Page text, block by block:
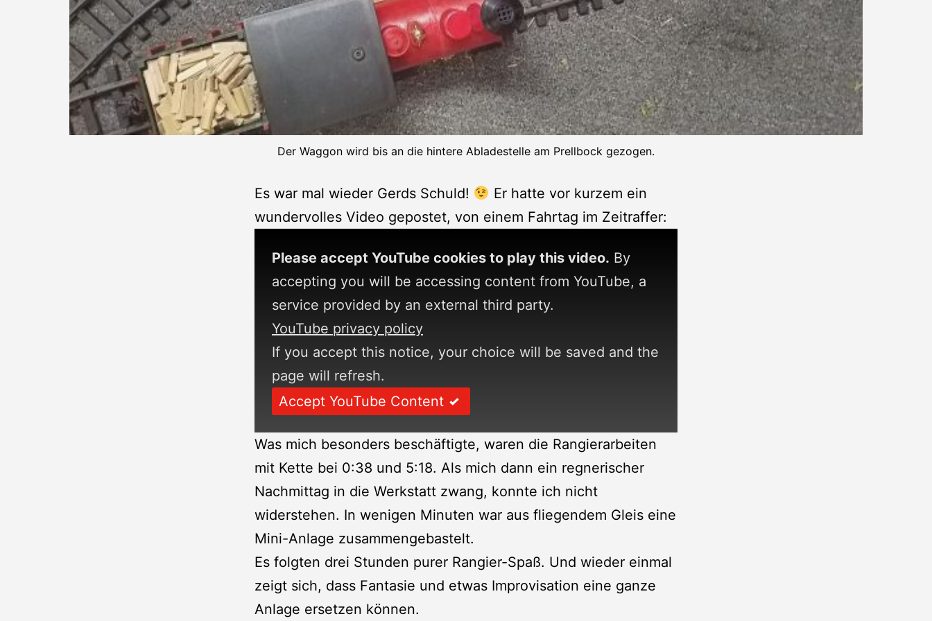
Der Waggon wird bis an die hintere Abladestelle am Prellbock gezogen.
Es war mal wieder Gerds Schuld!
Er hatte vor kurzem ein
wundervolles Video gepostet, von einem Fahrtag im Zeitraffer:
Please accept YouTube cookies to play this video. By
accepting you will be accessing content from YouTube, a
service provided by an external third party.
YouTube privacy policy
If you accept this notice, your choice will be saved and the
page will refresh.
Accept YouTube Content
Was mich besonders beschäftigte, waren die Rangierarbeiten
mit Kette bei 0:38 und 5:18. Als mich dann ein regnerischer
Nachmittag in die Werkstatt zwang, konnte ich nicht
widerstehen. In wenigen Minuten war aus fliegendem Gleis eine
Mini-Anlage zusammengebastelt.
Es folgten drei Stunden purer Rangier-Spaß. Und wieder einmal
zeigt sich, dass Fantasie und etwas Improvisation eine ganze
Anlage ersetzen können.